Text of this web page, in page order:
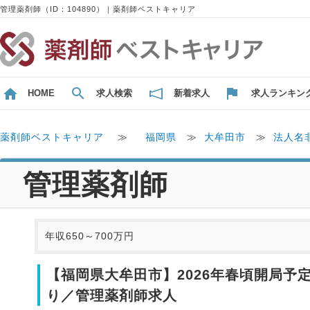
管理薬剤師（ID：104890）｜薬剤師ベストキャリア
HOME 求人検索 新着求人 求人ランキン
薬剤師ベストキャリア ≫ 福岡県 ≫ 大牟田市 ≫ 法人名
管理薬剤師
年収650～700万円
【福岡県大牟田市】2026年春頃開局
り／管理薬剤師求人